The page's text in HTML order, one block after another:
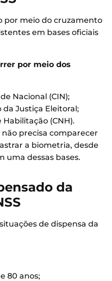
por meio do cruzamento
em bases oficiais
por meio dos
Nacional (CIN);
Justiça Eleitoral;
(CNH).
precisa comparecer
a biometria, desde
uma dessas bases.
da
de dispensa da
80 anos;